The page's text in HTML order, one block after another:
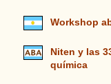
Workshop
Niten y las
química